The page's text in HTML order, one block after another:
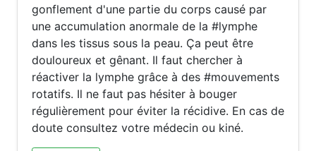
gonflement d'une partie du corps causé par
une accumulation anormale de la #lymphe
dans les tissus sous la peau. Ça peut être
douloureux et gênant. Il faut chercher à
réactiver la lymphe grâce à des #mouvements
rotatifs. Il ne faut pas hésiter à bouger
régulièrement pour éviter la récidive. En cas de
doute consultez votre médecin ou kiné.